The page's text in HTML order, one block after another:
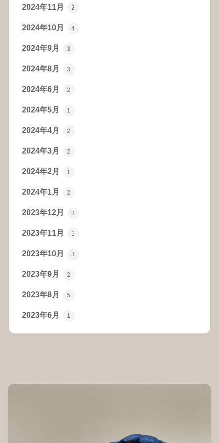
2024年11月 2
2024年10月 4
2024年9月 3
2024年8月 3
2024年6月 2
2024年5月 1
2024年4月 2
2024年3月 2
2024年2月 1
2024年1月 2
2023年12月 3
2023年11月 1
2023年10月 3
2023年9月 2
2023年8月 5
2023年6月 1